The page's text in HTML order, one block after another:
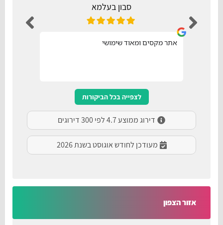
סבון בעלמא
אתר מקסים ומאוד שימושי
לצפייה בכל הביקורות
דירוג ממוצע 4.7 לפי 300 דירוגים
מעודכן לחודש אוגוסט בשנת 2026
אזור הצפון